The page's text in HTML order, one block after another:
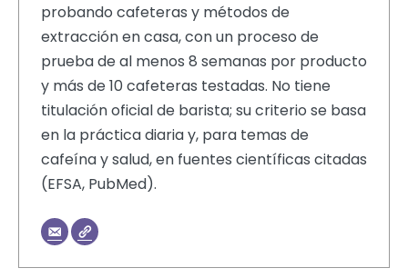
probando cafeteras y métodos de
extracción en casa, con un proceso de
prueba de al menos 8 semanas por producto
y más de 10 cafeteras testadas. No tiene
titulación oficial de barista; su criterio se basa
en la práctica diaria y, para temas de
cafeína y salud, en fuentes científicas citadas
(EFSA, PubMed).